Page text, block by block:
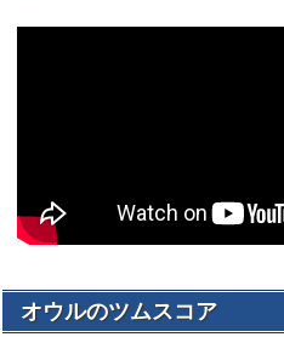
オウルのツムスコア